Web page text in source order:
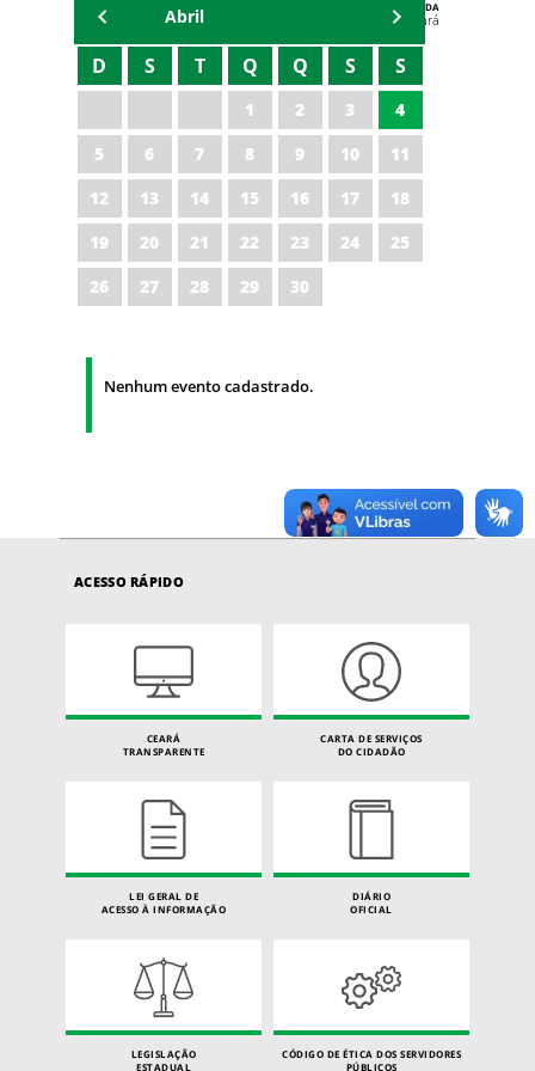
AGENDA
Polícia Militar do Ceará
Abril
D S T Q Q S S
1 2 3
4
5
6 7 8 9 10
11
12
13 14 15 16 17
18
19
20 21 22 23 24
25
26
27 28 29 30
Nenhum evento cadastrado.
ACESSO RÁPIDO
CEARÁ
TRANSPARENTE
CARTA DE SERVIÇOS
DO CIDADÃO
LEI GERAL DE
ACESSO À INFORMAÇÃO
DIÁRIO
OFICIAL
LEGISLAÇÃO
ESTADUAL
CÓDIGO DE ÉTICA DOS SERVIDORES
PÚBLICOS